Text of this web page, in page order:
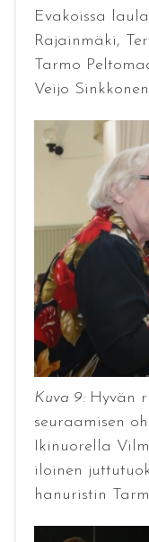
Evakoissa
Rajainmäki,
Tarmo
Veijo
Kuva 9: Hyvän
seuraamisen
Ikinuorella
iloinen
hanuristin